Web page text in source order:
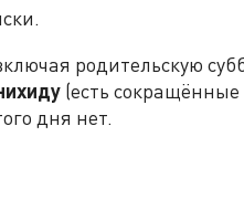
родительскую
(есть
дня нет.